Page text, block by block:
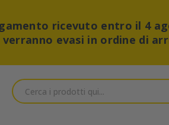
ricevuto entro il 4
evasi in ordine di